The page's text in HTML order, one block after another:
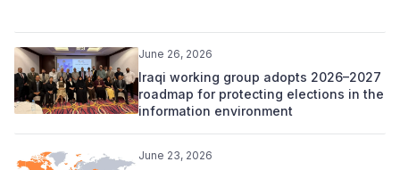
June 26, 2026
Iraqi working group adopts 2026–2027
roadmap for protecting elections in the
information environment
June 23, 2026